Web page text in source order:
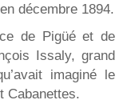
décembre 1894.
de Pigüé et de
Issaly, grand
imaginé le
Cabanettes.